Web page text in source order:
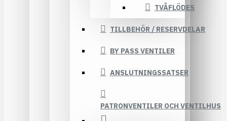
TVÅFLÖDES
TILLBEHÖR / RESERVDELAR
BY PASS VENTILER
ANSLUTNINGSSATSER
PATRONVENTILER OCH VENTILHUS